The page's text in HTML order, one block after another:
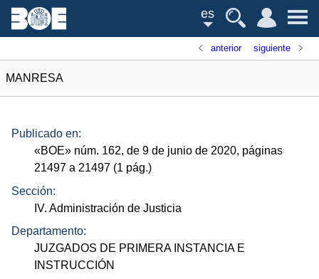
es
anterior siguiente
MANRESA
Publicado en:
«BOE» núm. 162, de 9 de junio de 2020, páginas
21497 a 21497 (1 pág.)
Sección:
IV. Administración de Justicia
Departamento:
JUZGADOS DE PRIMERA INSTANCIA E
INSTRUCCIÓN